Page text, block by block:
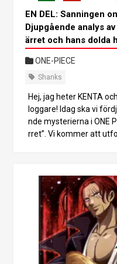
ros Haki Låt oss sedan
ade punkterna: Roronoa
Country Arc
Conqueror’s Haki.
EN DEL: Sanningen
Djupgående analys
ärret och hans dolda
ONE-PIECE
Shanks
Hej, jag heter KENTA
loggare! Idag ska vi
nde mysterierna i ONE
rret”. Vi kommer att
äkert kommer att
pännande värld av
ks och den mystiska
NE PIECE (kapitel
åndelse bland fansen.
tiska figur är “Mannen
n kan vara knuten till